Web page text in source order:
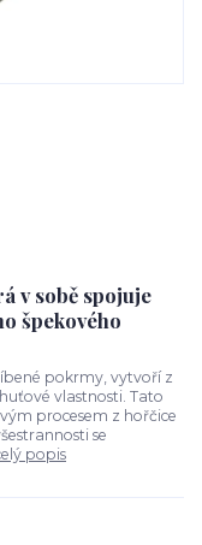
v sobě spojuje
špekového
pokrmy, vytvoří z
vlastnosti. Tato
procesem z hořčice
se
popis